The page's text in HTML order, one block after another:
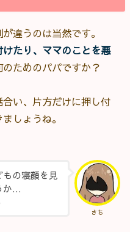
違うのは当然です。
たり、ママのことを悪
のためのパパですか？
い、片方だけに押し付
しょうね。
さち
の寝顔を見
か…